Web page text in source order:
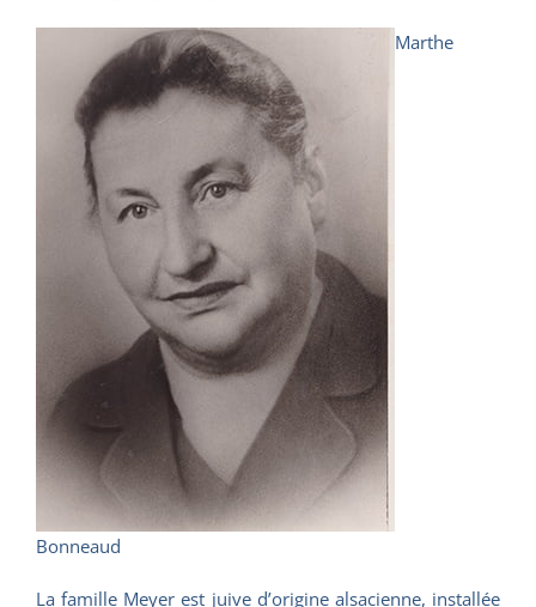
Marthe
Bonneaud
La famille Meyer est juive d’origine alsacienne, installée